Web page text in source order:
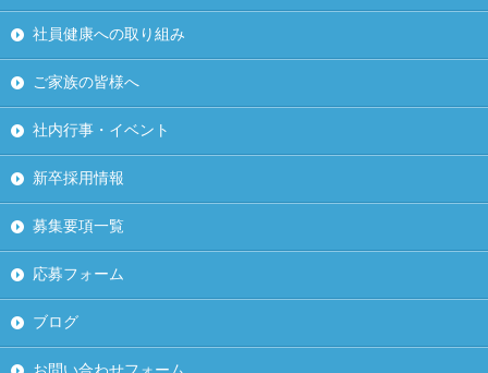
社員健康への取り組み
ご家族の皆様へ
社内行事・イベント
新卒採用情報
募集要項一覧
応募フォーム
ブログ